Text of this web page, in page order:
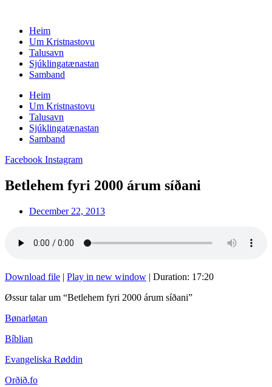
contentHeim
Um Kristnastovu
Talusavn
Sjúklingatænastan
Samband
Heim
Um Kristnastovu
Talusavn
Sjúklingatænastan
Samband
Facebook Instagram
Betlehem fyri 2000 árum síðani
December 22, 2013
Download file | Play in new window | Duration: 17:20
Øssur talar um “Betlehem fyri 2000 árum síðani”
Bønarløtan
Bíblian
Evangeliska Røddin
Orðið.fo